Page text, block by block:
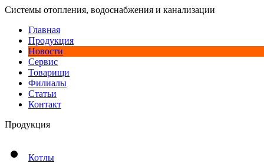
Системы отопления, водоснабжения и канализации
Главная
Продукция
Новости
Сервис
Товарищи
Филиалы
Статьи
Контакт
Продукция
Котлы